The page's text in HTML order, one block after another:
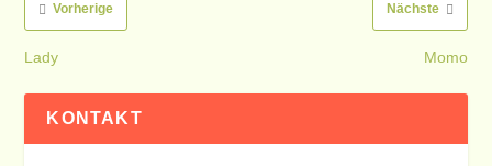
Vorherige
Lady
Nächste
Momo
KONTAKT